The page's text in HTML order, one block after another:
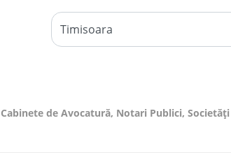
Cabinete de Avocatură, Notari Publici,